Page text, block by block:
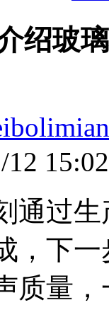
绍玻
通过
，下
质量